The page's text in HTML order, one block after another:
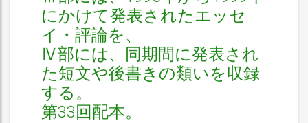
にかけて発表されたエッセ
イ・評論を、
Ⅳ部には、同期間に発表され
た短文や後書きの類いを収録
する。
第33回配本。